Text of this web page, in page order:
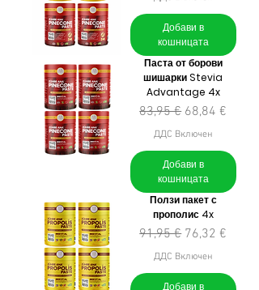
Добави в
кошницата
Паста от борови
шишарки Stevia
Advantage 4x
Редовна цена
83,95 € Продажна
68,84 €
ДДС Включен
Добави в
кошницата
Ползи пакет с
прополис 4x
Редовна цена
91,95 € Продажна
76,32 €
ДДС Включен
Добави в